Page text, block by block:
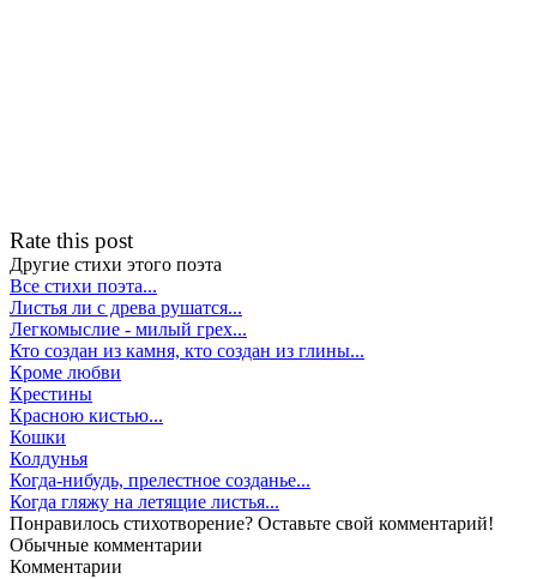
Rate this post
Другие стихи этого поэта
Все стихи поэта...
Листья ли с древа рушатся...
Легкомыслие - милый грех...
Кто создан из камня, кто создан из глины...
Кроме любви
Крестины
Красною кистью...
Кошки
Колдунья
Когда-нибудь, прелестное созданье...
Когда гляжу на летящие листья...
Понравилось стихотворение? Оставьте свой комментарий!
Обычные комментарии
Комментарии